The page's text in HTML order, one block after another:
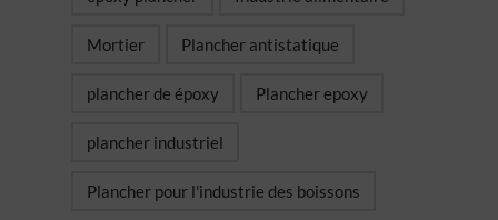
Mortier Plancher antistatique
plancher de époxy Plancher epoxy
plancher industriel
Plancher pour l'industrie des boissons